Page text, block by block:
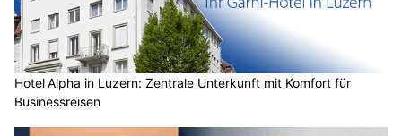
Hotel Alpha in Luzern: Zentrale Unterkunft mit Komfort für
Businessreisen